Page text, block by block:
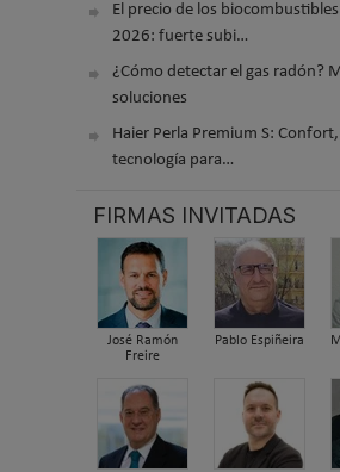
El precio de los
2026: fuerte subi…
¿Cómo detectar el gas radón?
soluciones
Haier Perla Premium S:
tecnología para…
FIRMAS INVITADAS
José Ramón
Freire
Pablo Espiñeira